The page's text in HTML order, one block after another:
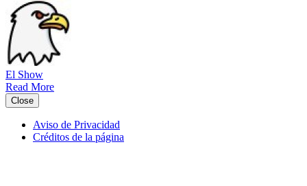
El Show
Read More
Close
Aviso de Privacidad
Créditos de la página